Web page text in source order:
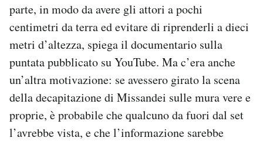
parte, in modo da avere gli attori a pochi
centimetri da terra ed evitare di riprenderli a dieci
metri d’altezza, spiega il documentario sulla
puntata pubblicato su YouTube. Ma c’era anche
un’altra motivazione: se avessero girato la scena
della decapitazione di Missandei sulle mura vere e
proprie, è probabile che qualcuno da fuori dal set
l’avrebbe vista, e che l’informazione sarebbe